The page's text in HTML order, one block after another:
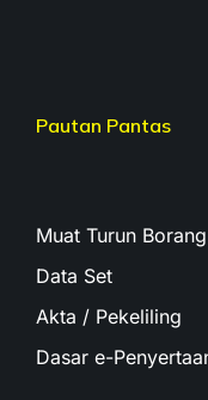
Pautan Pantas
Muat Turun Borang
Data Set
Akta / Pekeliling
Dasar e-